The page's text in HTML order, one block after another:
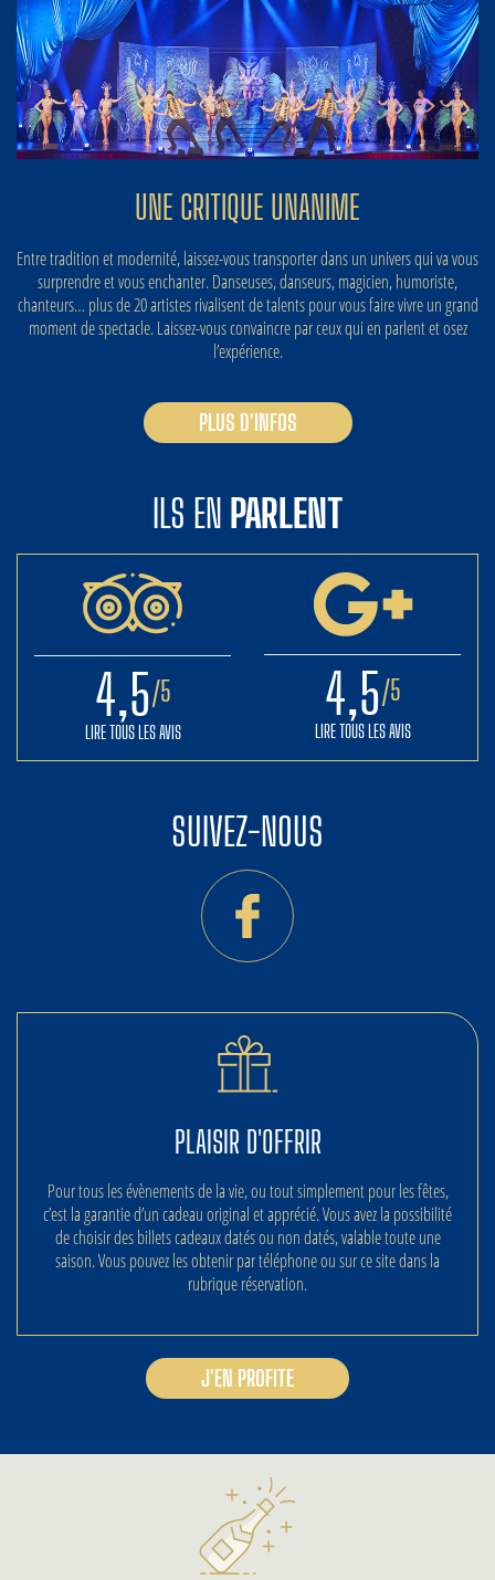
UNE CRITIQUE UNANIME
Entre tradition et modernité, laissez-vous transporter dans un univers qui va vous
surprendre et vous enchanter. Danseuses, danseurs, magicien, humoriste,
chanteurs… plus de 20 artistes rivalisent de talents pour vous faire vivre un grand
moment de spectacle. Laissez-vous convaincre par ceux qui en parlent et osez
l’expérience.
PLUS D'INFOS
ILS EN PARLENT
4,5/5
LIRE TOUS LES AVIS
4,5/5
LIRE TOUS LES AVIS
SUIVEZ-NOUS
PLAISIR D'OFFRIR
Pour tous les évènements de la vie, ou tout simplement pour les fêtes,
c’est la garantie d’un cadeau original et apprécié. Vous avez la possibilité
de choisir des billets cadeaux datés ou non datés, valable toute une
saison. Vous pouvez les obtenir par téléphone ou sur ce site dans la
rubrique réservation.
J'EN PROFITE